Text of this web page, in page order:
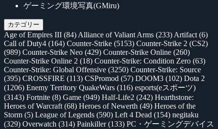
ゲーミング環境写真(GMiru)
カテゴリー
Age of Empires III (84) Alliance of Valiant Arms (233) Artifact (6)
Call of Duty4 (164) Counter-Strike (5153) Counter-Strike 2 (CS2)
(989) Counter-Strike Neo (429) Counter-Strike Online (260)
Counter-Strike Online 2 (18) Counter-Strike: Condition Zero (63)
Counter-Strike: Global Offensive (3250) Counter-Strike: Source
(395) CROSSFIRE (113) CSPromod (57) DOOM3 (102) Dota 2
(1206) Enemy Territory QuakeWars (116) esports(eスポーツ)
(3143) Fortnite (8) Game (949) Half-Life2 (242) Hearthstone:
Heroes of Warcraft (68) Heroes of Newerth (49) Heroes of the
Storm (5) League of Legends (590) Left 4 Dead (154) negitaku
(329) Overwatch (314) Painkiller(133) PC・ゲーミングデバイス